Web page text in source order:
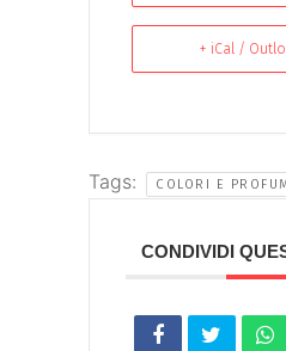
+ iCal /
Tags: COLORI E
CONDIVIDI